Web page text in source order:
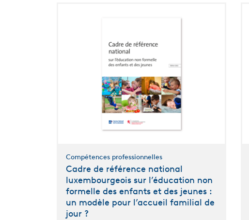
Compétences professionnelles
Cadre de référence national
luxembourgeois sur l’éducation non
formelle des enfants et des jeunes :
un modèle pour l’accueil familial de
jour ?